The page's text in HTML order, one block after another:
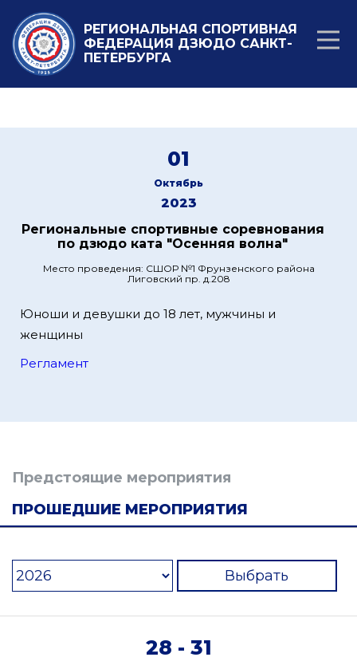
РЕГИОНАЛЬНАЯ СПОРТИВНАЯ
ФЕДЕРАЦИЯ ДЗЮДО САНКТ-
ПЕТЕРБУРГА
01
Октябрь
2023
Региональные спортивные соревнования
по дзюдо ката "Осенняя волна"
Место проведения: СШОР №1 Фрунзенского района
Лиговский пр. д.208
Юноши и девушки до 18 лет, мужчины и
женщины
Регламент
Предстоящие мероприятия
ПРОШЕДШИЕ МЕРОПРИЯТИЯ
Выбрать
28 - 31